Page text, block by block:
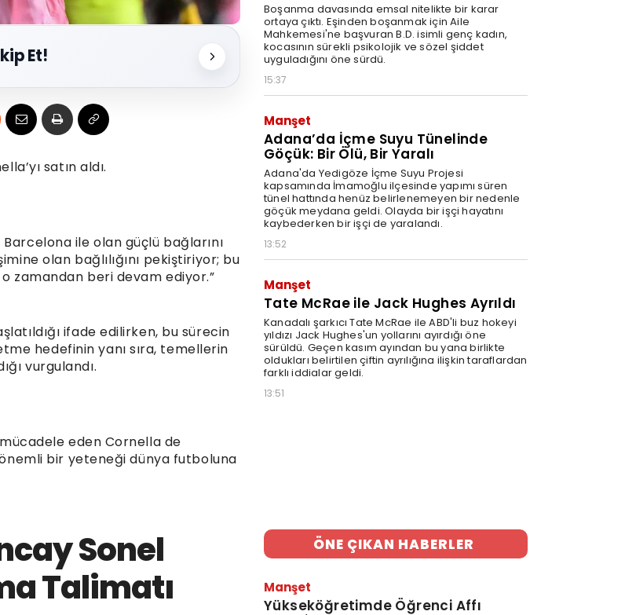
Et!
satın aldı.
Barcelona ile olan güçlü bağlarını
olan bağlılığını pekiştiriyor; bu
zamandan beri devam ediyor.”
ifade edilirken, bu sürecin
hedefinin yanı sıra, temellerin
vurgulandı.
mücadele eden Cornella de
bir yeteneği dünya futboluna
Boşanma davasında emsal nitelikte bir karar
ortaya çıktı. Eşinden boşanmak için Aile
Mahkemesi'ne başvuran B.D. isimli genç kadın,
kocasının sürekli psikolojik ve sözel şiddet
uyguladığını öne sürdü.
15:37
Manşet
Adana’da İçme Suyu Tünelinde
Göçük: Bir Ölü, Bir Yaralı
Adana'da Yedigöze İçme Suyu Projesi
kapsamında İmamoğlu ilçesinde yapımı süren
tünel hattında henüz belirlenemeyen bir nedenle
göçük meydana geldi. Olayda bir işçi hayatını
kaybederken bir işçi de yaralandı.
13:52
Manşet
Tate McRae ile Jack Hughes Ayrıldı
Kanadalı şarkıcı Tate McRae ile ABD'li buz hokeyi
yıldızı Jack Hughes'un yollarını ayırdığı öne
sürüldü. Geçen kasım ayından bu yana birlikte
oldukları belirtilen çiftin ayrılığına ilişkin taraflardan
farklı iddialar geldi.
13:51